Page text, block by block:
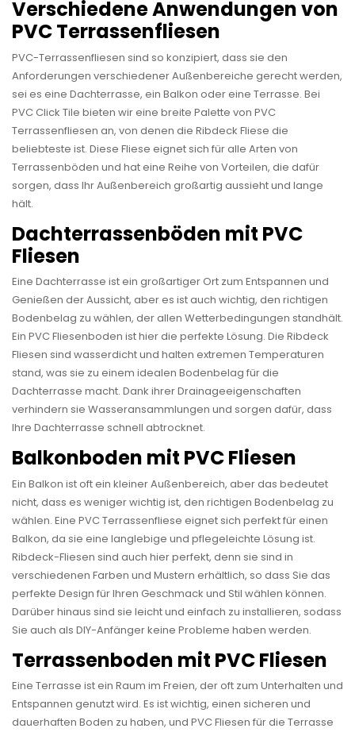
Verschiedene Anwendungen von
PVC Terrassenfliesen
PVC-Terrassenfliesen sind so konzipiert, dass sie den
Anforderungen verschiedener Außenbereiche gerecht werden,
sei es eine Dachterrasse, ein Balkon oder eine Terrasse. Bei
PVC Click Tile bieten wir eine breite Palette von PVC
Terrassenfliesen an, von denen die Ribdeck Fliese die
beliebteste ist. Diese Fliese eignet sich für alle Arten von
Terrassenböden und hat eine Reihe von Vorteilen, die dafür
sorgen, dass Ihr Außenbereich großartig aussieht und lange
hält.
Dachterrassenböden mit PVC
Fliesen
Eine Dachterrasse ist ein großartiger Ort zum Entspannen und
Genießen der Aussicht, aber es ist auch wichtig, den richtigen
Bodenbelag zu wählen, der allen Wetterbedingungen standhält.
Ein PVC Fliesenboden ist hier die perfekte Lösung. Die Ribdeck
Fliesen sind wasserdicht und halten extremen Temperaturen
stand, was sie zu einem idealen Bodenbelag für die
Dachterrasse macht. Dank ihrer Drainageeigenschaften
verhindern sie Wasseransammlungen und sorgen dafür, dass
Ihre Dachterrasse schnell abtrocknet.
Balkonboden mit PVC Fliesen
Ein Balkon ist oft ein kleiner Außenbereich, aber das bedeutet
nicht, dass es weniger wichtig ist, den richtigen Bodenbelag zu
wählen. Eine PVC Terrassenfliese eignet sich perfekt für einen
Balkon, da sie eine langlebige und pflegeleichte Lösung ist.
Ribdeck-Fliesen sind auch hier perfekt, denn sie sind in
verschiedenen Farben und Mustern erhältlich, so dass Sie das
perfekte Design für Ihren Geschmack und Stil wählen können.
Darüber hinaus sind sie leicht und einfach zu installieren, sodass
Sie auch als DIY-Anfänger keine Probleme haben werden.
Terrassenboden mit PVC Fliesen
Eine Terrasse ist ein Raum im Freien, der oft zum Unterhalten und
Entspannen genutzt wird. Es ist wichtig, einen sicheren und
dauerhaften Boden zu haben, und PVC Fliesen für die Terrasse